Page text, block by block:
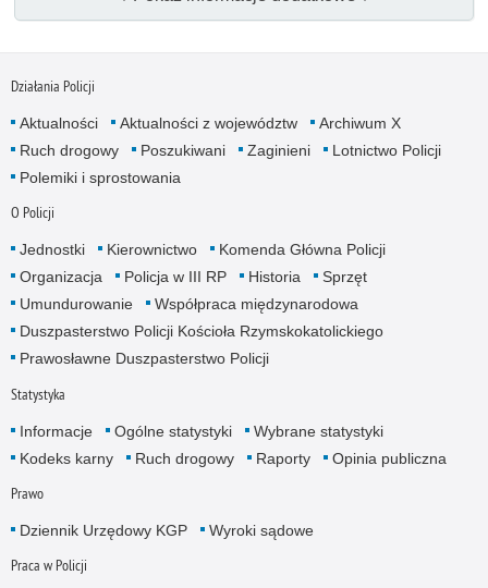
Działania Policji
Aktualności Aktualności z województw
Archiwum X
Ruch drogowy
Poszukiwani Zaginieni
Lotnictwo Policji
Polemiki i sprostowania
O Policji
Jednostki Kierownictwo
Komenda Główna Policji
Organizacja
Policja w III RP Historia
Sprzęt
Umundurowanie
Współpraca międzynarodowa
Duszpasterstwo Policji Kościoła Rzymskokatolickiego
Prawosławne Duszpasterstwo Policji
Statystyka
Informacje Ogólne statystyki
Wybrane statystyki
Kodeks karny
Ruch drogowy Raporty Opinia publiczna
Prawo
Dziennik Urzędowy KGP Wyroki sądowe
Praca w Policji